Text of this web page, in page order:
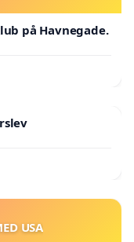
på Havnegade.
USA